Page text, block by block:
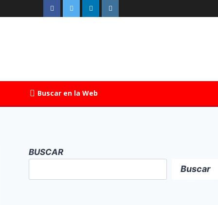
Buscar en la Web
BUSCAR
Buscar